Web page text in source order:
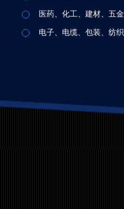
医药、化工、建材、五金
电子、电缆、包装、纺织